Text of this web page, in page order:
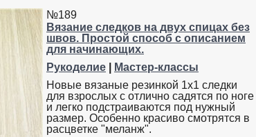
№189
Вязание следков на двух спицах без
швов. Простой способ с описанием
для начинающих.
Рукоделие
Мастер-классы
Новые вязаные резинкой 1х1 следки
для взрослых с отлично садятся по ноге
и легко подстраиваются под нужный
размер. Особенно красиво смотрятся в
расцветке "меланж".